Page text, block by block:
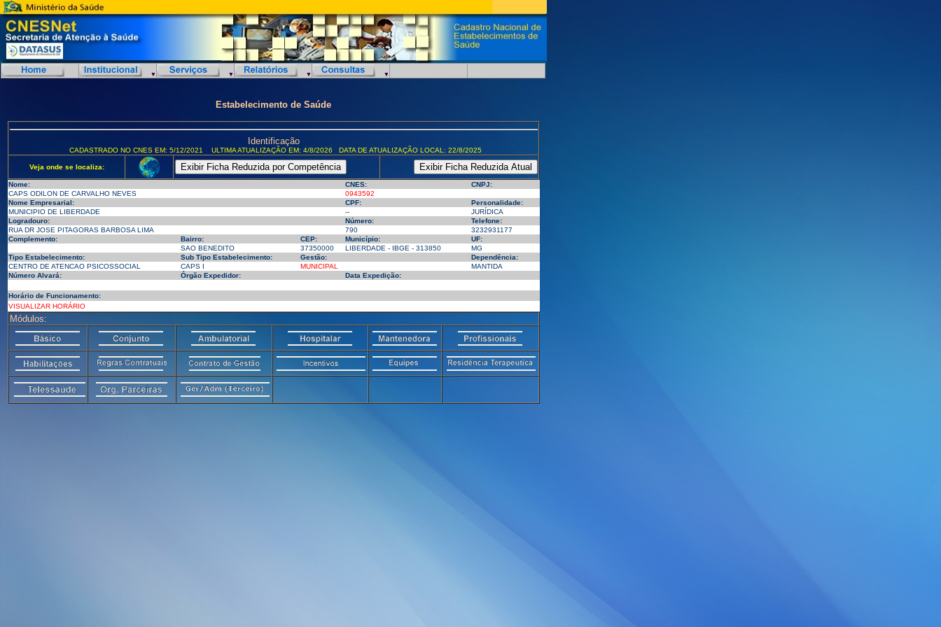
Estabelecimento de Saúde
Identificação
CADASTRADO NO CNES EM: 5/12/2021 ULTIMA ATUALIZAÇÃO EM: 4/8/2026 DATA DE ATUALIZAÇÃO LOCAL: 22/8/2025
Veja onde se localiza:
Nome: CNES:
CNPJ:
CAPS ODILON DE CARVALHO NEVES
0943592
Nome Empresarial:
CPF:
Personalidade:
MUNICIPIO DE LIBERDADE
--
JURÍDICA
Logradouro:
Número:
Telefone:
RUA DR JOSE PITAGORAS BARBOSA LIMA
790
3232931177
Complemento:
Bairro: CEP: Município:
UF:
SAO BENEDITO
37350000 LIBERDADE - IBGE - 313850
MG
Tipo Estabelecimento:
Sub Tipo Estabelecimento: Gestão:
Dependência:
CENTRO DE ATENCAO PSICOSSOCIAL
CAPS I MUNICIPAL
MANTIDA
Número Alvará:
Órgão Expedidor: Data Expedição:
Horário de Funcionamento:
VISUALIZAR HORÁRIO
Módulos: